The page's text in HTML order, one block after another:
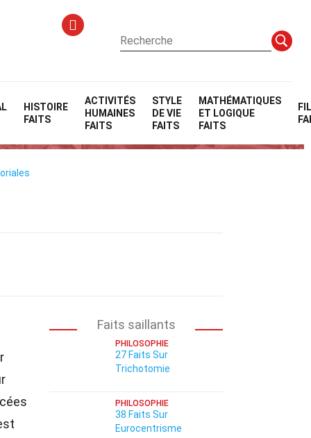
HISTOIRE
FAITS
ACTIVITÉS
HUMAINES
FAITS
STYLE
DE VIE
FAITS
MATHÉMATIQUES
ET LOGIQUE
FAITS
Faits saillants
PHILOSOPHIE
27 Faits Sur
Trichotomie
PHILOSOPHIE
38 Faits Sur
Eurocentrisme